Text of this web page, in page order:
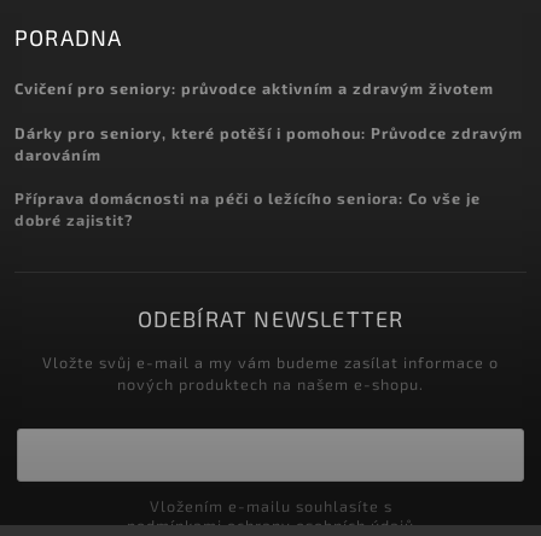
PORADNA
Cvičení pro seniory: průvodce aktivním a zdravým životem
Dárky pro seniory, které potěší i pomohou: Průvodce zdravým
darováním
Příprava domácnosti na péči o ležícího seniora: Co vše je
dobré zajistit?
ODEBÍRAT NEWSLETTER
Vložte svůj e-mail a my vám budeme zasílat informace o
nových produktech na našem e-shopu.
podmínkami ochrany osobních údajů